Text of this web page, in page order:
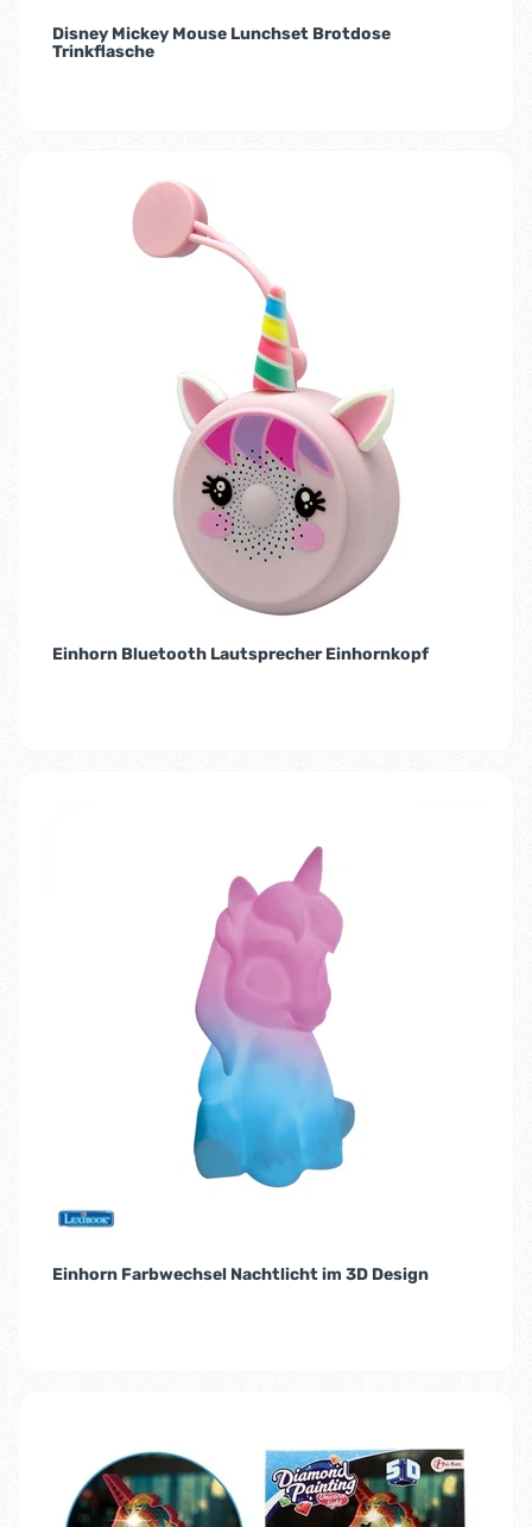
Disney Mickey Mouse Lunchset Brotdose
Trinkflasche
Einhorn Bluetooth Lautsprecher Einhornkopf
Einhorn Farbwechsel Nachtlicht im 3D Design